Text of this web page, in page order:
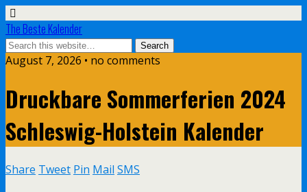
The Beste Kalender
August 7, 2026 • no comments
Druckbare Sommerferien 2024
Schleswig-Holstein Kalender
Share Tweet Pin Mail SMS